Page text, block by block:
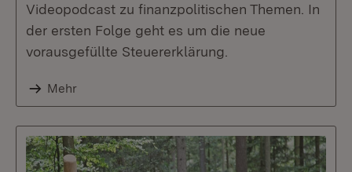
Videopodcast zu finanzpolitischen Themen. In
der ersten Folge geht es um die neue
vorausgefüllte Steuererklärung.
Mehr